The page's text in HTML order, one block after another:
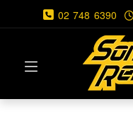
02 748 6390